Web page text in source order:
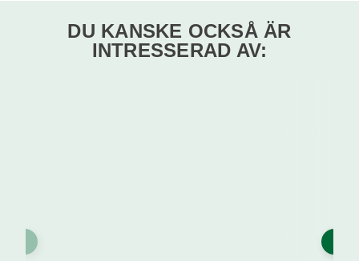
DU KANSKE OCKSÅ ÄR
INTRESSERAD AV: